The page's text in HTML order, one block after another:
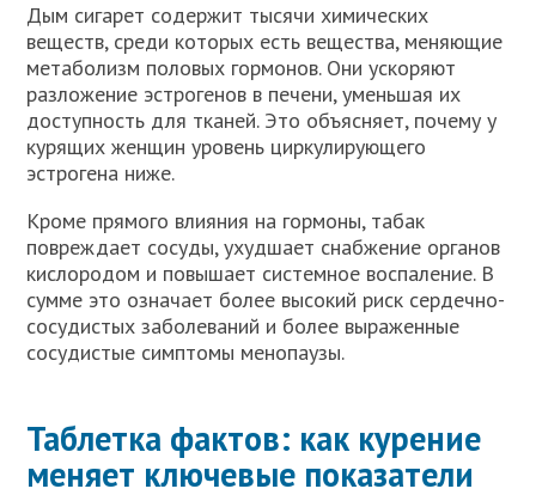
Дым сигарет содержит тысячи химических
веществ, среди которых есть вещества, меняющие
метаболизм половых гормонов. Они ускоряют
разложение эстрогенов в печени, уменьшая их
доступность для тканей. Это объясняет, почему у
курящих женщин уровень циркулирующего
эстрогена ниже.
Кроме прямого влияния на гормоны, табак
повреждает сосуды, ухудшает снабжение органов
кислородом и повышает системное воспаление. В
сумме это означает более высокий риск сердечно-
сосудистых заболеваний и более выраженные
сосудистые симптомы менопаузы.
Таблетка фактов: как курение
меняет ключевые показатели